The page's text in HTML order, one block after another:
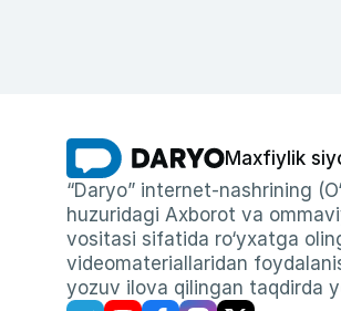
Maxfiylik
“Daryo” internet-nashrining
huzuridagi Axborot va
vositasi sifatida ro‘yxatga
videomateriallaridan
yozuv ilova qilingan taqdirda